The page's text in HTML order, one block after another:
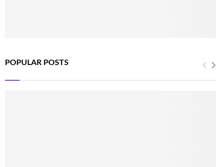
POPULAR POSTS